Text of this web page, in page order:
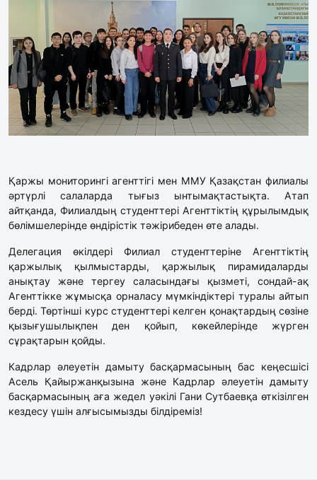
Қаржы мониторингі агенттігі мен ММУ Қазақстан филиалы
әртүрлі салаларда тығыз ынтымақтастықта. Атап
айтқанда, Филиалдың студенттері Агенттіктің құрылымдық
бөлімшелерінде өндірістік тәжірибеден өте алады.
Делегация өкілдері Филиал студенттеріне Агенттіктің
қаржылық қылмыстарды, қаржылық пирамидаларды
анықтау және тергеу саласындағы қызметі, сондай-ақ
Агенттікке жұмысқа орналасу мүмкіндіктері туралы айтып
берді. Төртінші курс студенттері келген қонақтардың сөзіне
қызығушылықпен ден қойып, көкейлерінде жүрген
сұрақтарын қойды.
Кадрлар әлеуетін дамыту басқармасының бас кеңесшісі
Асель Қайыржанқызына және Кадрлар әлеуетін дамыту
басқармасының аға жедел уәкілі Гани Сутбаевқа өткізілген
кездесу үшін алғысымызды білдіреміз!